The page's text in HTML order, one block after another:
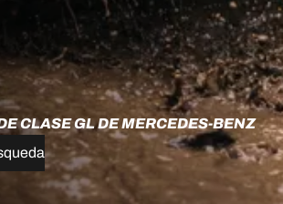
CLASE GL DE MERCEDES-BENZ